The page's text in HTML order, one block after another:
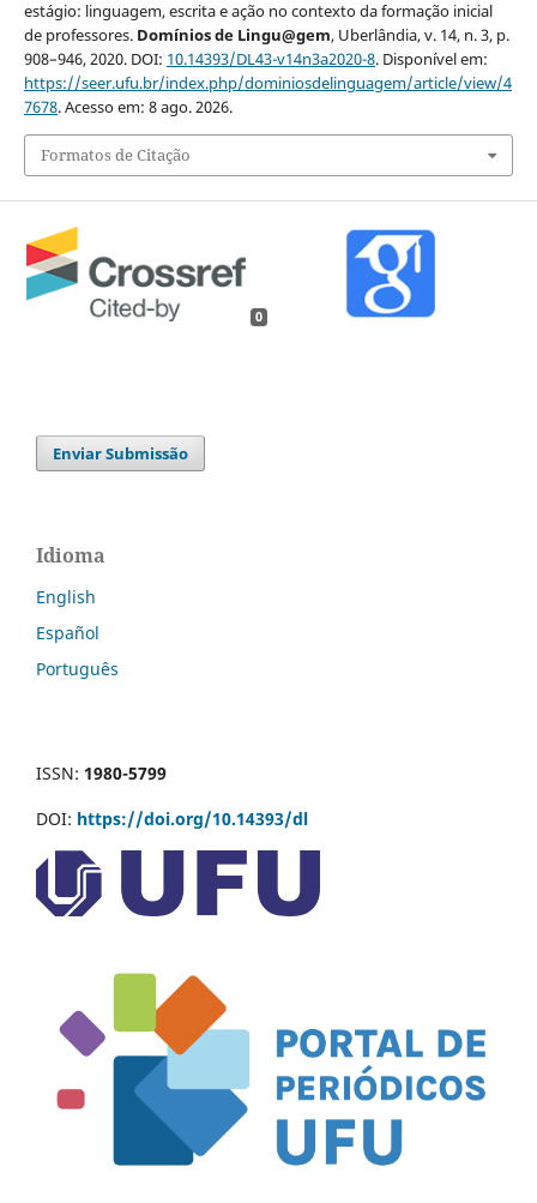
estágio: linguagem, escrita e ação no contexto da formação inicial
de professores. Domínios de Lingu@gem, Uberlândia, v. 14, n. 3, p.
908–946, 2020. DOI: 10.14393/DL43-v14n3a2020-8. Disponível em:
https://seer.ufu.br/index.php/dominiosdelinguagem/article/view/4
7678. Acesso em: 8 ago. 2026.
Formatos de Citação
0
Enviar Submissão
Idioma
English
Español
Português
ISSN: 1980-5799
DOI: https://doi.org/10.14393/dl